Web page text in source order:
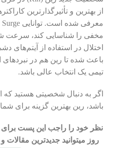
از بهترین و تأثیرگذارترین
مخفی را شناسایی کند، سرعت
اختلال در استفاده از آیتم‌های
باعث شده تا رین هم در
تیمی یک انتخاب عالی باشد.
اگر به دنبال شخصیتی هستید که
باشد، رین بهترین گزینه برای
نظر خود را راجب این پست برای
روز میتوانید جدیدترین مقالات